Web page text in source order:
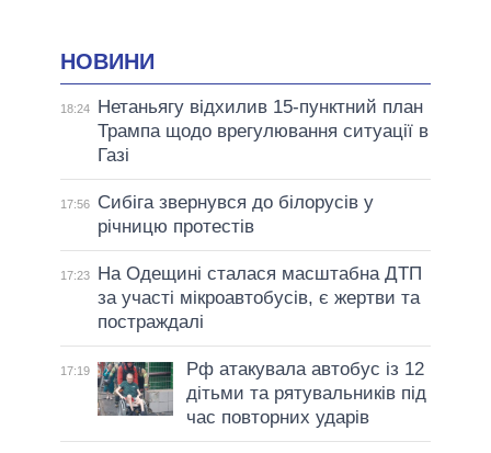
НОВИНИ
18:24
Нетаньягу відхилив 15-пунктний план
Трампа щодо врегулювання ситуації в
Газі
17:56
Сибіга звернувся до білорусів у
річницю протестів
17:23
На Одещині сталася масштабна ДТП
за участі мікроавтобусів, є жертви та
постраждалі
17:19
Рф атакувала автобус із 12
дітьми та рятувальників під
час повторних ударів